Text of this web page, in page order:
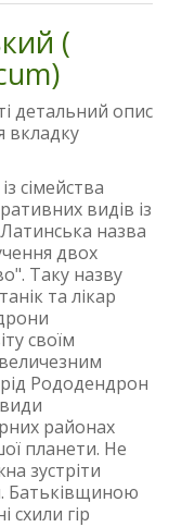
(
детальний опис
вкладку
сімейства
видів із
назва
двох
Таку назву
та лікар
своїм
Рододендрон
районах
планети. Не
зустріти
Батьківщиною
схили гір